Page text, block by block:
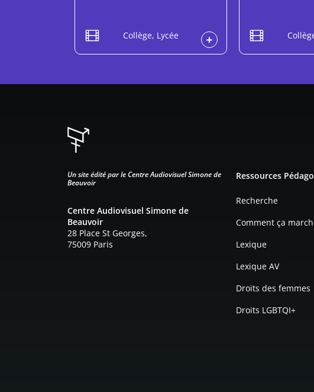
Collège, Lycée
Un site édité par le Centre Audiovisuel Simone de
Beauvoir
Centre Audiovisuel Simone de
Beauvoir
28 Place St Georges,
75009 Paris
Ressources
Recherche
Comment ça
Lexique
Lexique AV
Droits des femmes
Droits LGBTQI+